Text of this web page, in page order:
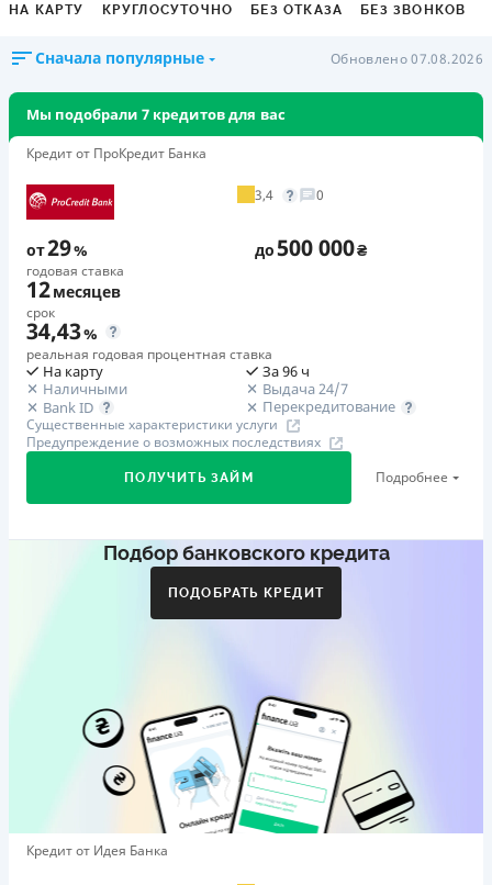
НА КАРТУ КРУГЛОСУТОЧНО БЕЗ ОТКАЗА БЕЗ ЗВОНКОВ
Сначала популярные Обновлено 07.08.2026
Мы подобрали 7 кредитов для вас
Кредит от ПроКредит Банка
3,4 0
от29%
годовая ставка
до500 000₴
12месяцев
срок
34,43%
реальная годовая процентная ставка
На карту
Наличными
Bank ID
За 96 ч
Выдача 24/7
Перекредитование
Существенные характеристики услуги
Предупреждение о возможных последствиях
ПОЛУЧИТЬ ЗАЙМ Подробнее
Первый займ
от 29%/год до 500 000 ₴
Дополнительная комиссия за досрочное погашение
Пеня в размере двойной учетной ставки НБУ, которая
действовала в период, за который уплачивается пеня,
от просроченной суммы.
Требуемые документы
Справка о доходах Паспорт ,ИНН
Возраст
Подбор банковского кредита
ПОДОБРАТЬ КРЕДИТ
Кредит от Идея Банка